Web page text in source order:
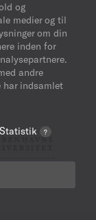
og
medier og til
om din
inden for
andre
har indsamlet
Statistik ?